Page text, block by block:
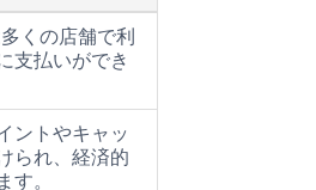
くの店舗で利
支払いができ
ントやキャッ
られ、経済的
す。